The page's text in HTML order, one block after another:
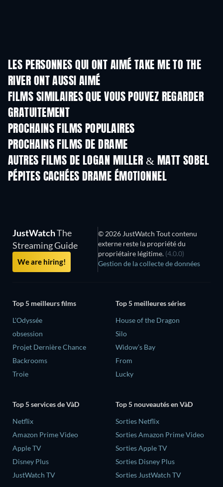
LES PERSONNES QUI ONT AIMÉ TAKE ME TO THE
RIVER ONT AUSSI AIMÉ
FILMS SIMILAIRES QUE VOUS POUVEZ REGARDER
GRATUITEMENT
PROCHAINS FILMS POPULAIRES
PROCHAINS FILMS DE DRAME
AUTRES FILMS DE LOGAN MILLER & MATT SOBEL
PÉPITES CACHÉES DRAME ÉMOTIONNEL
JustWatchThe
Streaming Guide
We are hiring!
© 2026 JustWatch Tout contenu
externe reste la propriété du
propriétaire légitime. (4.0.0)
Gestion de la collecte de données
Top 5 meilleurs films
L'Odyssée
obsession
Projet Dernière Chance
Backrooms
Troie
Top 5 meilleures séries
House of the Dragon
Silo
Widow’s Bay
From
Lucky
Top 5 services de VàD
Netflix
Amazon Prime Video
Apple TV
Disney Plus
JustWatch TV
Top 5 nouveautés en VàD
Sorties Netflix
Sorties Amazon Prime Video
Sorties Apple TV
Sorties Disney Plus
Sorties JustWatch TV